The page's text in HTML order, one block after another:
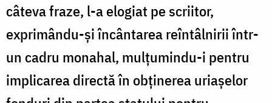
câteva fraze, l-a elogiat pe scriitor,
exprimându-şi încântarea reîntâlnirii într-
un cadru monahal, mulțumindu-i pentru
implicarea directă în obținerea uriașelor